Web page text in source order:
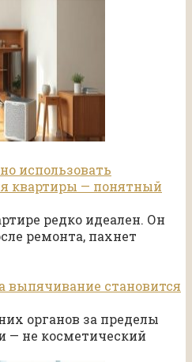
использовать
квартиры — понятный
редко идеален. Он
ремонта, пахнет
выпячивание становится
органов за пределы
— не косметический